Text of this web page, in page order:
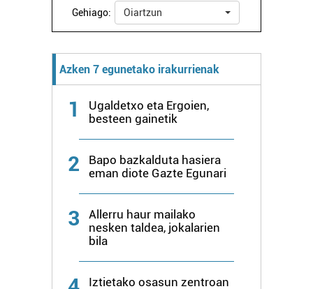
Gehiago: Oiartzun
Azken 7 egunetako irakurrienak
1
Ugaldetxo eta Ergoien,
besteen gainetik
2
Bapo bazkalduta hasiera
eman diote Gazte Egunari
3
Allerru haur mailako
nesken taldea, jokalarien
bila
Iztietako osasun zentroan